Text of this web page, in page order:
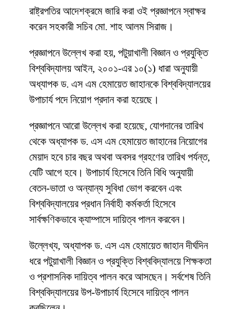
রাষ্ট্রপতির আদেশক্রমে জারি করা ওই প্রজ্ঞাপনে স্বাক্ষর
করেন সহকারী সচিব মো. শাহ আলম সিরাজ।
প্রজ্ঞাপনে উল্লেখ করা হয়, পটুয়াখালী বিজ্ঞান ও প্রযুক্তি
বিশ্ববিদ্যালয় আইন, ২০০১-এর ১০(১) ধারা অনুযায়ী
অধ্যাপক ড. এস এম হেমায়েত জাহানকে বিশ্ববিদ্যালয়ের
উপাচার্য পদে নিয়োগ প্রদান করা হয়েছে।
প্রজ্ঞাপনে আরো উল্লেখ করা হয়েছে, যোগদানের তারিখ
থেকে অধ্যাপক ড. এস এম হেমায়েত জাহানের নিয়োগের
মেয়াদ হবে চার বছর অথবা অবসর গ্রহণের তারিখ পর্যন্ত,
যেটি আগে হবে। উপাচার্য হিসেবে তিনি বিধি অনুযায়ী
বেতন-ভাতা ও অন্যান্য সুবিধা ভোগ করবেন এবং
বিশ্ববিদ্যালয়ের প্রধান নির্বাহী কর্মকর্তা হিসেবে
সার্বক্ষণিকভাবে ক্যাম্পাসে দায়িত্ব পালন করবেন।
উল্লেখ্য, অধ্যাপক ড. এস এম হেমায়েত জাহান দীর্ঘদিন
ধরে পটুয়াখালী বিজ্ঞান ও প্রযুক্তি বিশ্ববিদ্যালয়ে শিক্ষকতা
ও প্রশাসনিক দায়িত্ব পালন করে আসছেন। সর্বশেষ তিনি
বিশ্ববিদ্যালয়ের উপ-উপাচার্য হিসেবে দায়িত্ব পালন